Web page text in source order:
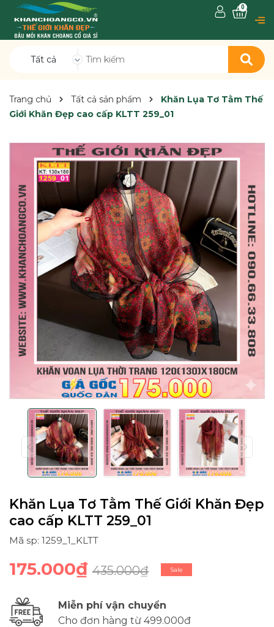
Tất cả
0
Trang chủ Tất cả sản phẩm
Khăn Lụa Tơ Tằm Thế
Giới Khăn Đẹp cao cấp KLTT 259_01
Khăn Lụa Tơ Tằm Thế Giới Khăn Đẹp
cao cấp KLTT 259_01
Mã sp: 1259_1_KLTT
175.000₫ 435.000₫ Sale
Miễn phí vận chuyển
Cho đơn hàng từ 499.000đ